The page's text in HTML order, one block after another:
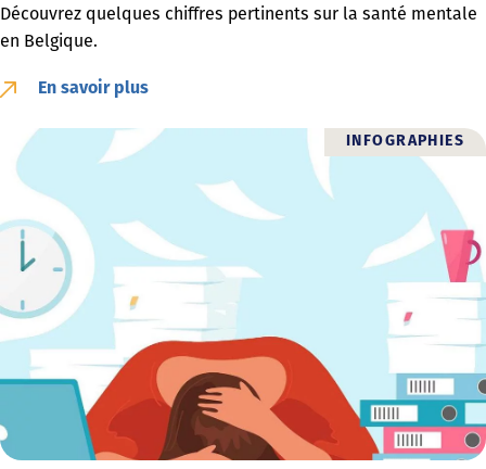
Découvrez quelques chiffres pertinents sur la santé mentale
en Belgique.
En savoir plus
INFOGRAPHIES